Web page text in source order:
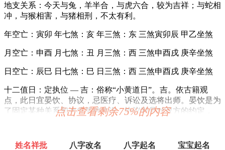
地支关系：今天与兔，羊半合，与虎六合，较为吉祥；与蛇相
冲，与猴相害，与猪相刑，不太有利。
年空亡：寅卯 年七煞：亥 年三煞：东 三煞寅卯辰 甲乙坐煞
月空亡：申酉 月七煞：丑 月三煞：西 三煞申酉戌 庚辛坐煞
日空亡：辰巳 日七煞：巳 日三煞：西 三煞申酉戌 庚辛坐煞
十二值日：定执位 — 吉：俗称“小黄道日”。吉。依古籍观
点，此日宜晏饮、协议，忌医疗、诉讼及选将出师。晏饮是为
了固定某种关系和达成某种共识，协议则是对双方的约定，
讼和出师。
点击查看剩余75%的内容
姓名祥批 八字改名 八字起名 宝宝起名